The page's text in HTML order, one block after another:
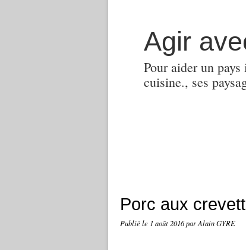
Agir
Pour aider un
cuisine., ses
Porc aux
Publié le 1 août 2016par Alain GYRE